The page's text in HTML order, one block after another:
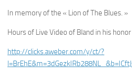
In memory of the « Lion of The Blues. »
Hours of Live Video of Bland in his honor
http://clicks.aweber.com/y/ct/?